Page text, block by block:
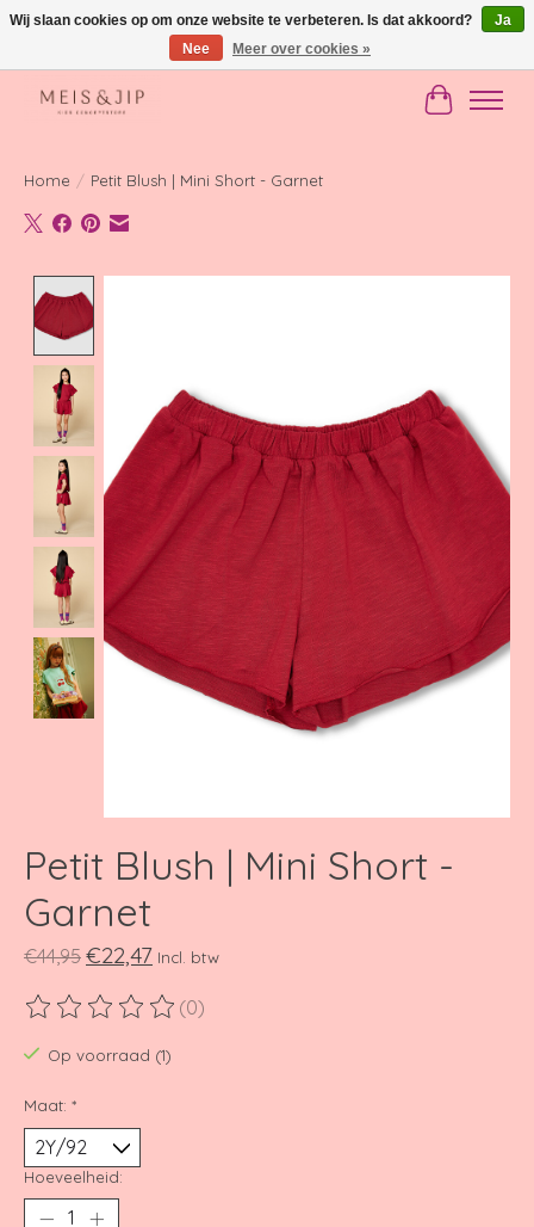
Gratis verzending in NL vanaf €150
Home / Petit Blush | Mini Short - Garnet
Petit Blush | Mini Short -
Garnet
€44,95 €22,47 Incl. btw
De beoordeling van dit product is
(0)
Op voorraad (1)
Maat: *
Hoeveelheid:
Wij slaan cookies op om onze website te verbeteren. Is dat akkoord?
Ja
Nee
Meer over cookies »